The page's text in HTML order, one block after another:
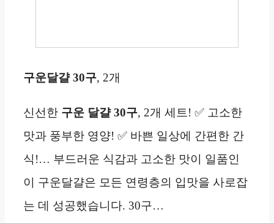
구운달걀 30구, 2개
신선한 구운 달걀 30구, 2개 세트! ✅ 고소한
맛과 풍부한 영양! ✅ 바쁜 일상에 간편한 간
식!… 부드러운 식감과 고소한 맛이 일품인
이 구운달걀은 모든 연령층의 입맛을 사로잡
는 데 성공했습니다. 30구…